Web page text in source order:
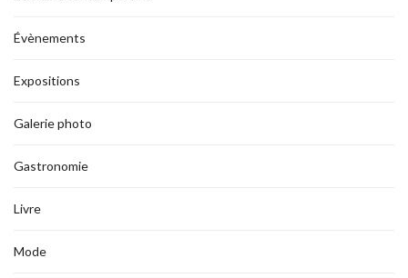
Évènements
Expositions
Galerie photo
Gastronomie
Livre
Mode